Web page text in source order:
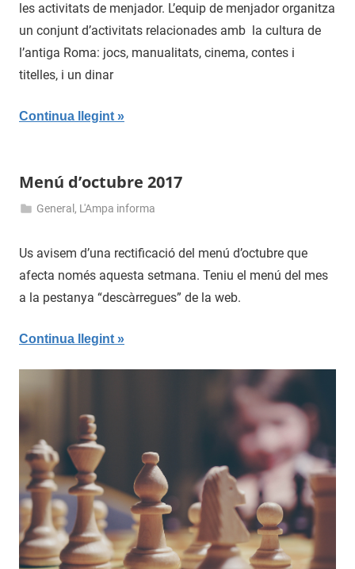
2018
les activitats de menjador. L’equip de menjador organitza
un conjunt d’activitats relacionades amb la cultura de
l’antiga Roma: jocs, manualitats, cinema, contes i
titelles, i un dinar
Continua llegint
Menú d’octubre 2017
d'octubre
General , L'Ampa informa
Us avisem d’una rectificació del menú d’octubre que
afecta només aquesta setmana. Teniu el menú del mes
a la pestanya “descàrregues” de la web.
Continua llegint